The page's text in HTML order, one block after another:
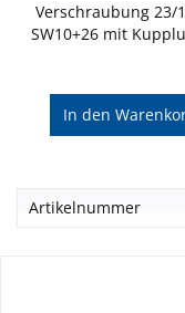
Verschraubung 23/
SW10+26 mit
In den